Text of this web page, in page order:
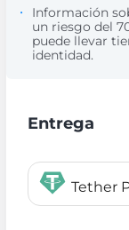
Información
un riesgo del
puede llevar
identidad.
Entrega